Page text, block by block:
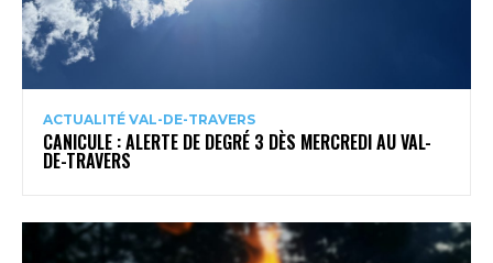
ACTUALITÉ VAL-DE-TRAVERS
CANICULE : ALERTE DE DEGRÉ 3 DÈS MERCREDI AU VAL-
DE-TRAVERS